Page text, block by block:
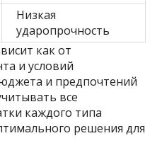
Низкая
ударопрочность
как от
и условий
и предпочтений
все
каждого типа
решения для